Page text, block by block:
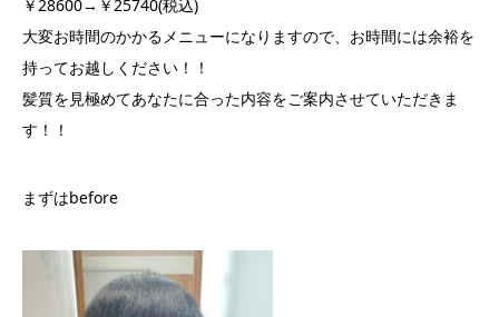
￥28600→￥25740(税込)
大変お時間のかかるメニューになりますので、お時間には余裕を
持ってお越しください！！
髪質を見極めてあなたに合った内容をご案内させていただきま
す！！
まずはbefore